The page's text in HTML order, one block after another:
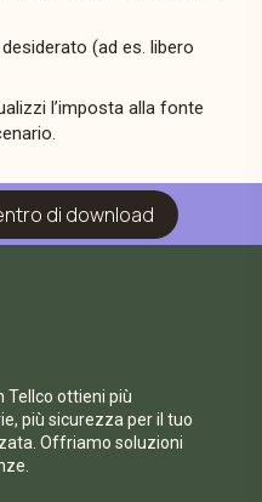
(ad es. libero
l’imposta alla fonte
di download
Tellco ottieni più
più sicurezza per il tuo
Offriamo soluzioni